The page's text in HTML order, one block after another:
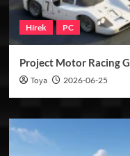
Hírek PC
Project Motor Racing
Toya 2026-06-25